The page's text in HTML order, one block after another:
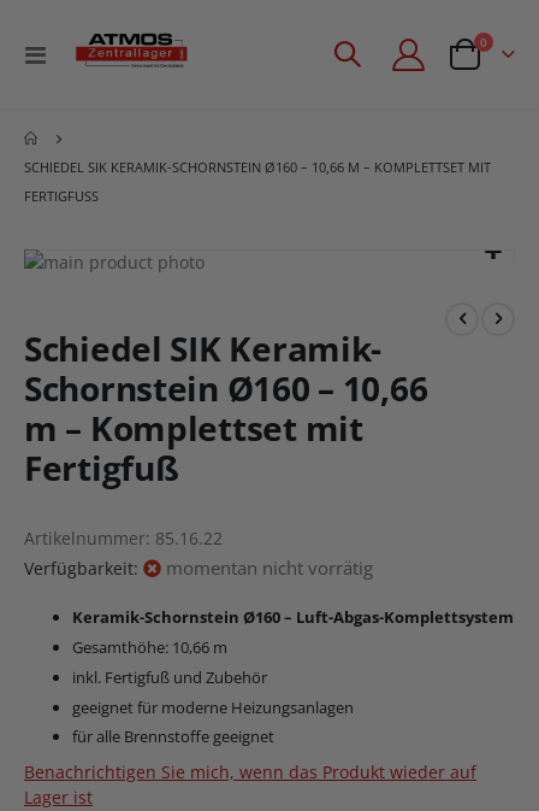
Navigation
0 Artikel
SCHIEDEL SIK KERAMIK-SCHORNSTEIN Ø160 – 10,66 M – KOMPLETTSET MIT
FERTIGFUSS
Zum
Bildgalerie
springen
der
Bildgalerie
springen
Schiedel SIK Keramik-
Schornstein Ø160 – 10,66
m – Komplettset mit
Fertigfuß
Artikelnummer 85.16.22
Verfügbarkeit:
momentan nicht vorrätig
Keramik-Schornstein Ø160 – Luft-Abgas-Komplettsystem
Gesamthöhe: 10,66 m
inkl. Fertigfuß und Zubehör
geeignet für moderne Heizungsanlagen
für alle Brennstoffe geeignet
Benachrichtigen Sie mich, wenn das Produkt wieder auf
Lager ist